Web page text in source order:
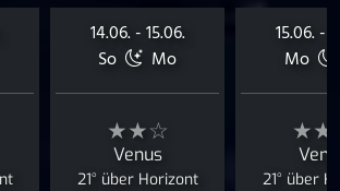
14.06. - 15.06.
So
Mo
★★☆
Venus
21° über Horizont
15.06. -
Mo
21° über